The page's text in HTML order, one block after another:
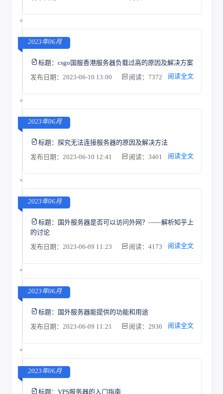
2023年06月
标题： csgo国服香港服务器负载过高的原因及解决方案
发布日期：2023-06-10 13:00
阅读：7372 阅读全文
2023年06月
标题： 探究无法连接服务器的原因及解决方法
发布日期：2023-06-10 12:41
阅读：3401 阅读全文
2023年06月
标题： 国外服务器是否可以访问外网？——解析知乎上
的讨论
发布日期：2023-06-09 11:23
阅读：4173 阅读全文
2023年06月
标题： 国外服务器能提供的功能和用途
发布日期：2023-06-09 11:21
阅读：2936 阅读全文
2023年06月
标题： VPS服务器的入门指南